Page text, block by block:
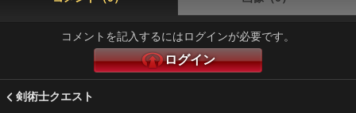
コメントを記入するにはログインが必要です。
ログイン
剣術士クエスト